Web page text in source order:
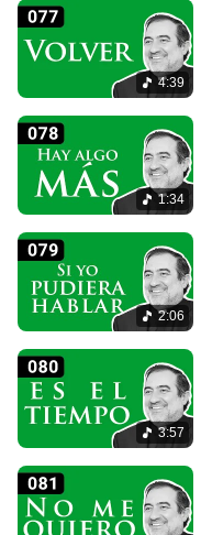
4:39
1:34
2:06
3:57